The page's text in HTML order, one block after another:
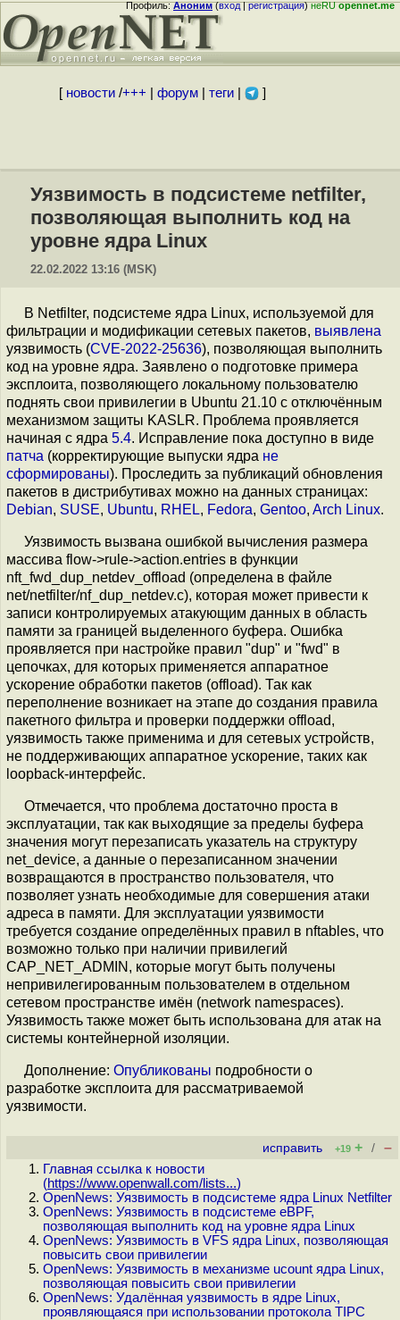
Профиль:Аноним(вход|регистрация)неRUopennet.me
[ новости/+++ форум| теги| ]
Уязвимость в подсистеме netfilter,
позволяющая выполнить код на
уровне ядра Linux
22.02.2022 13:16 (MSK)
В Netfilter, подсистеме ядра Linux, используемой для
фильтрации и модификации сетевых пакетов, выявлена
уязвимость (CVE-2022-25636), позволяющая выполнить
код на уровне ядра. Заявлено о подготовке примера
эксплоита, позволяющего локальному пользователю
поднять свои привилегии в Ubuntu 21.10 c отключённым
механизмом защиты KASLR. Проблема проявляется
начиная с ядра 5.4. Исправление пока доступно в виде
патча (корректирующие выпуски ядра не
сформированы). Проследить за публикаций обновления
пакетов в дистрибутивах можно на данных страницах:
Debian, SUSE, Ubuntu, RHEL, Fedora, Gentoo, Arch Linux.
Уязвимость вызвана ошибкой вычисления размера
массива flow->rule->action.entries в функции
nft_fwd_dup_netdev_offload (определена в файле
net/netfilter/nf_dup_netdev.c), которая может привести к
записи контролируемых атакующим данных в область
памяти за границей выделенного буфера. Ошибка
проявляется при настройке правил "dup" и "fwd" в
цепочках, для которых применяется аппаратное
ускорение обработки пакетов (offload). Так как
переполнение возникает на этапе до создания правила
пакетного фильтра и проверки поддержки offload,
уязвимость также применима и для сетевых устройств,
не поддерживающих аппаратное ускорение, таких как
loopback-интерфейс.
Отмечается, что проблема достаточно проста в
эксплуатации, так как выходящие за пределы буфера
значения могут перезаписать указатель на структуру
net_device, а данные о перезаписанном значении
возвращаются в пространство пользователя, что
позволяет узнать необходимые для совершения атаки
адреса в памяти. Для эксплуатации уязвимости
требуется создание определённых правил в nftables, что
возможно только при наличии привилегий
CAP_NET_ADMIN, которые могут быть получены
непривилегированным пользователем в отдельном
сетевом пространстве имён (network namespaces).
Уязвимость также может быть использована для атак на
системы контейнерной изоляции.
Дополнение: Опубликованы подробности о
разработке эксплоита для рассматриваемой
уязвимости.
исправить +19 + / –
Главная ссылка к новости
(https://www.openwall.com/lists...)
OpenNews: Уязвимость в подсистеме ядра Linux Netfilter
OpenNews: Уязвимость в подсистеме eBPF,
позволяющая выполнить код на уровне ядра Linux
OpenNews: Уязвимость в VFS ядра Linux, позволяющая
повысить свои привилегии
OpenNews: Уязвимость в механизме ucount ядра Linux,
позволяющая повысить свои привилегии
OpenNews: Удалённая уязвимость в ядре Linux,
проявляющаяся при использовании протокола TIPC